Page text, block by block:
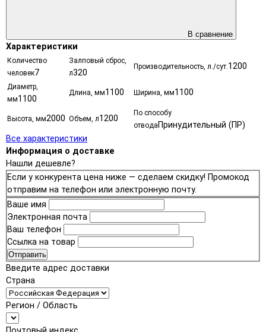
В сравнение
Характеристики
Количество
человек7
Залповый сброс,
л320
Производительность, л./сут.1200
Диаметр,
мм1100
Длина, мм1100 Ширина, мм1100
Высота, мм2000 Объем, л1200
По способу
отвода Принудительный (ПР)
Все характеристики
Информация о доставке
Нашли дешевле?
Если у конкурента цена ниже — сделаем скидку! Промокод
отправим на телефон или электронную почту.
Ваше имя
Электронная почта
Ваш телефон
Ссылка на товар
Отправить
Введите адрес доставки
Страна
Регион / Область